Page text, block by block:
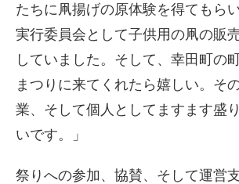
たちに凧揚げの原体験を得てもら
実行委員会として子供用の凧の販
していました。そして、幸田町の
まつりに来てくれたら嬉しい。そ
業、そして個人としてますます盛
いです。」
祭りへの参加、協賛、そして運営